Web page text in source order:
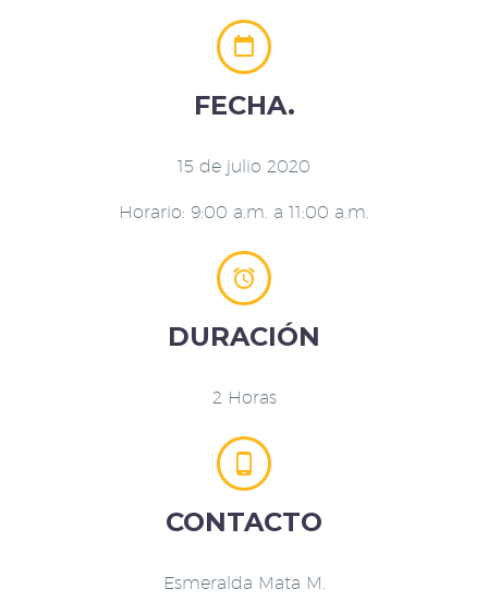


FECHA.
15 de julio 2020
Horario: 9:00 a.m. a 11:00 a.m.


DURACIÓN
2 Horas


CONTACTO
Esmeralda Mata M.